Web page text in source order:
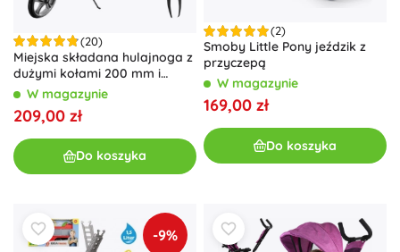
(20)
Miejska składana hulajnoga z
dużymi kołami 200 mm i
hamulcem nożnym – Szara
W magazynie
209,00 zł
Do koszyka
(2)
Smoby Little Pony jeździk z
przyczepą
W magazynie
169,00 zł
Do koszyka
-9%